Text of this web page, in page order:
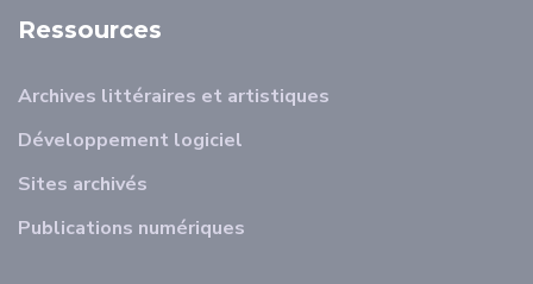
Ressources
Archives littéraires et artistiques
Développement logiciel
Sites archivés
Publications numériques